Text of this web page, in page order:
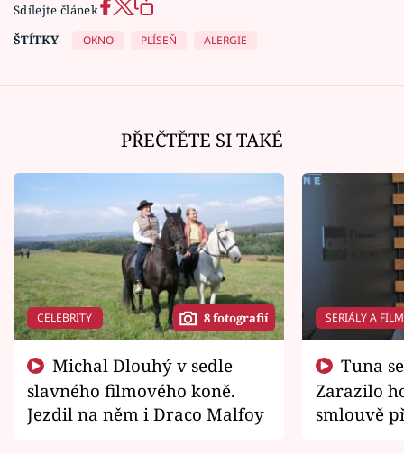
Sdílejte článek
ŠTÍTKY
OKNO PLÍSEŇ ALERGIE
PŘEČTĚTE SI TAKÉ
CELEBRITY 8 fotografií
slavného filmového koně.
Jezdil na něm i Draco Malfoy
SERIÁLY A
Zarazilo
smlouvě